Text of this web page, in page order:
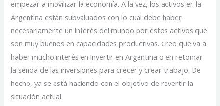
empezar a movilizar la economía. A la vez, los activos en la
Argentina están subvaluados con lo cual debe haber
necesariamente un interés del mundo por estos activos que
son muy buenos en capacidades productivas. Creo que va a
haber mucho interés en invertir en Argentina o en retomar
la senda de las inversiones para crecer y crear trabajo. De
hecho, ya se está haciendo con el objetivo de revertir la
situación actual.